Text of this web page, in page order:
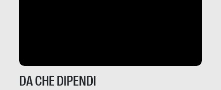
DA CHE DIPENDI